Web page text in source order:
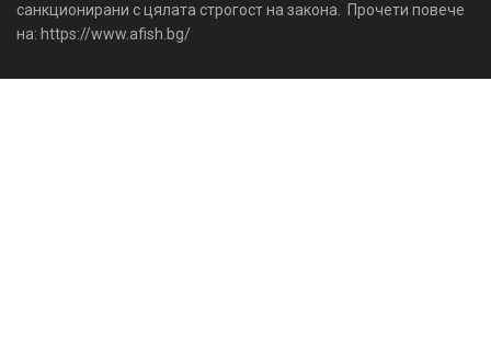
санкционирани с цялата строгост на закона. Прочети повече
на: https://www.afish.bg/